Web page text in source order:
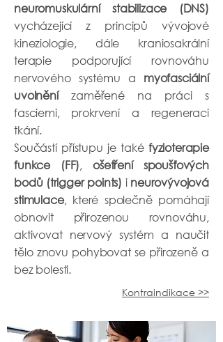
neuromuskulární stabilizace (DNS)
vycházející z principů vývojové
kineziologie, dále kraniosakrální
terapie podporující rovnováhu
nervového systému a myofasciální
uvolněnízaměřené na práci s
fasciemi, prokrvení a regeneraci
tkání.
Součástí přístupu je také fyzioterapie
funkce (FF),ošetření spoušťových
bodů (trigger points) i neurovývojová
stimulace, které společně pomáhají
obnovit přirozenou rovnováhu,
aktivovat nervový systém a naučit
tělo znovu pohybovat se přirozeně a
bez bolesti.
Kontraindikace >>